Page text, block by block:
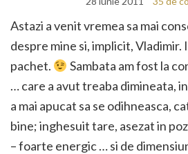
Astazi a venit vremea sa mai
despre mine si, implicit, Vladimir.
pachet.
Sambata am fost la
… care a avut treaba dimineata,
a mai apucat sa se odihneasca,
bine; inghesuit tare, asezat in
– foarte energic … si de